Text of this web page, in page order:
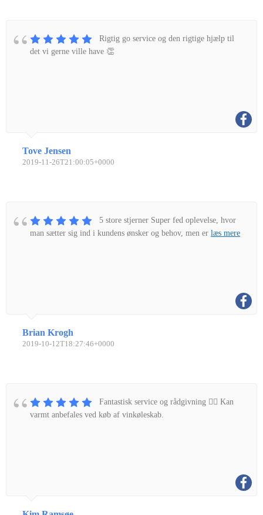
Rigtig go service og den rigtige hjælp til
det vi gerne ville have 👏
Tove Jensen
2019-11-26T21:00:05+0000
5 store stjerner Super fed oplevelse, hvor
man sætter sig ind i kundens ønsker og behov, men er læs mere
Brian Krogh
2019-10-12T18:27:46+0000
Fantastisk service og rådgivning 👌🏼 Kan
varmt anbefales ved køb af vinkøleskab.